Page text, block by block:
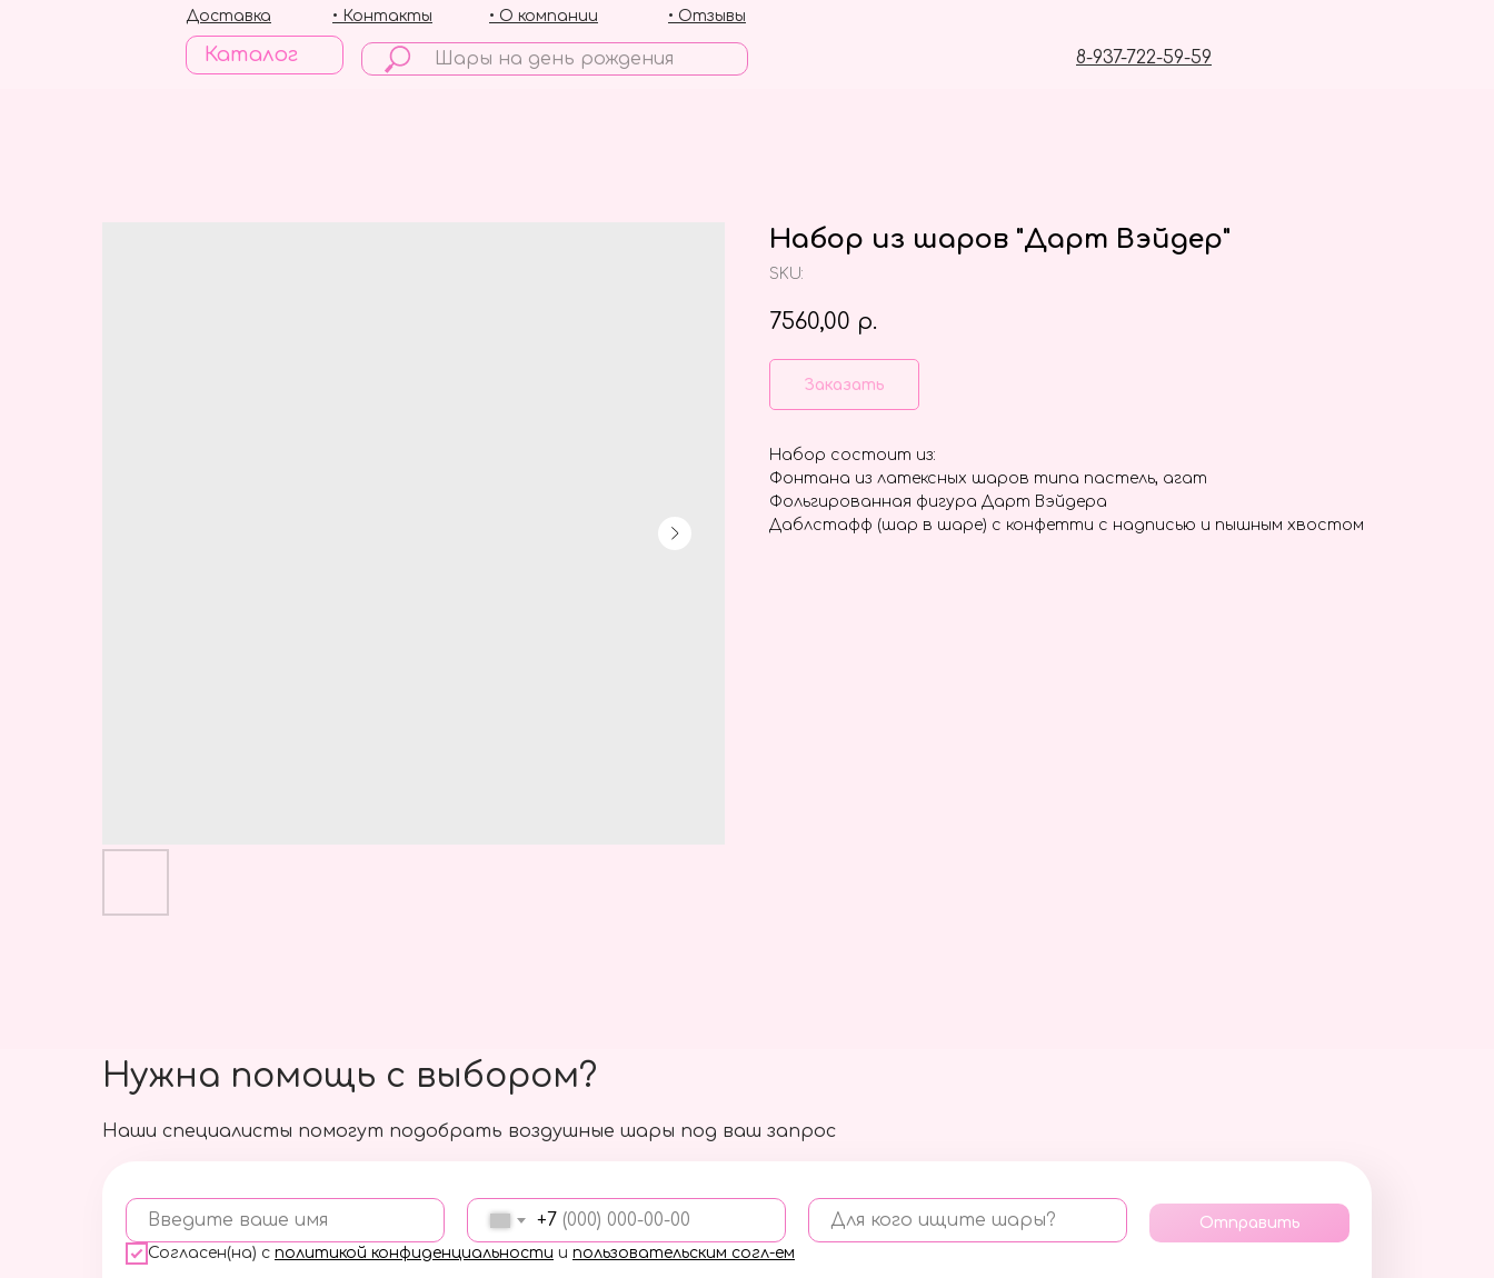
Каталог 8-937-722-59-59
• Отзывы
• О компании
• Контакты
Доставка
Набор из шаров "Дарт Вэйдер"
SKU:
7560,00 р.
Заказать
Набор состоит из:
Фонтана из латексных шаров типа пастель, агат
Фольгированная фигура Дарт Вэйдера
Даблстафф (шар в шаре) с конфетти с надписью и пышным хвостом
Наши специалисты помогут подобрать воздушные шары под ваш запрос
Введите ваше имя +7 Для кого ищите шары?
Согласен(на) с политикой конфиденциальности и пользовательским согл-ем
Отправить
Нужна помощь с выбором?